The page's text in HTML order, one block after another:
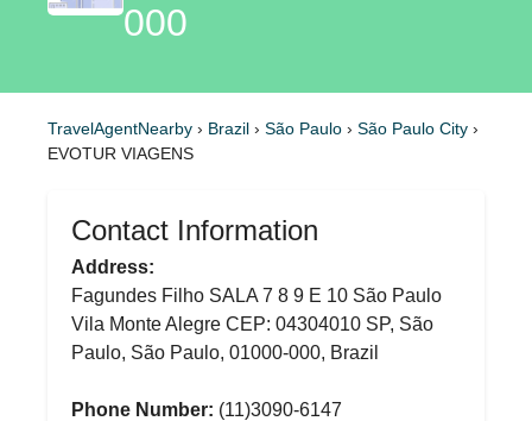
000
TravelAgentNearby › Brazil › São Paulo › São Paulo City ›
EVOTUR VIAGENS
Contact Information
Address:
Fagundes Filho SALA 7 8 9 E 10 São Paulo
Vila Monte Alegre CEP: 04304010 SP, São
Paulo, São Paulo, 01000-000, Brazil
Phone Number: (11)3090-6147